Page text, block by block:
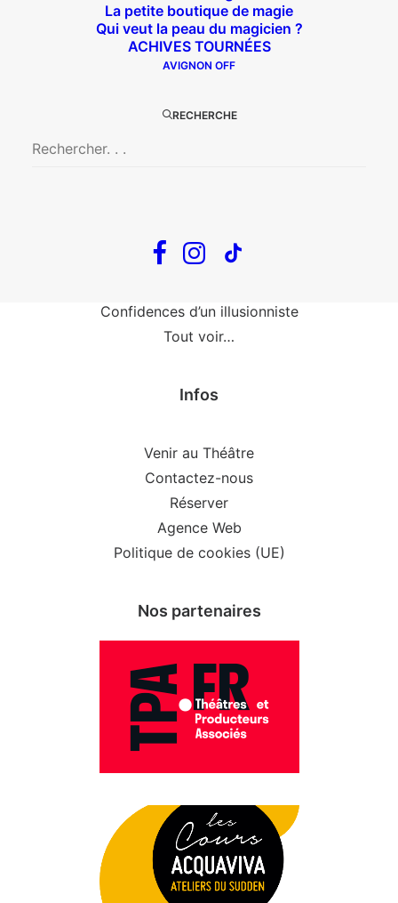
La petite boutique de magie
Qui veut la peau du magicien ?
ACHIVES TOURNÉES
AVIGNON OFF
RECHERCHE
Big Mother
La Zone Indigo
Fin, fin et fin
The Loop
Confidences d’un illusionniste
Tout voir…
Infos
Venir au Théâtre
Contactez-nous
Réserver
Agence Web
Politique de cookies (UE)
Nos partenaires